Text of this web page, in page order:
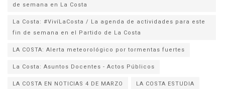
de semana en La Costa
La Costa: #VivíLaCosta / La agenda de actividades para este
fin de semana en el Partido de La Costa
LA COSTA: Alerta meteorológico por tormentas fuertes
La Costa: Asuntos Docentes - Actos Públicos
LA COSTA EN NOTICIAS 4 DE MARZO
LA COSTA ESTUDIA